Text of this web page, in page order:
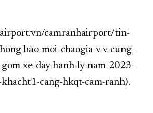
camranhairport/tin-
bao-moi-chaogia-v-v-cung-
xe-day-hanh-ly-nam-2023-
cang-hkqt-cam-ranh).